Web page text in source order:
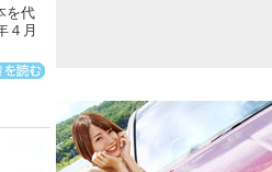
を代
４月